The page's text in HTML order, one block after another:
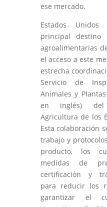
ese mercado.
Estados
principal destino
agroalimentarias
el acceso a este
estrecha
Servicio de
Animales y
en inglés) del
Agricultura de los
Esta colaboración
trabajo y
producto, los
medidas de
certificación y
para reducir los
garantizar el